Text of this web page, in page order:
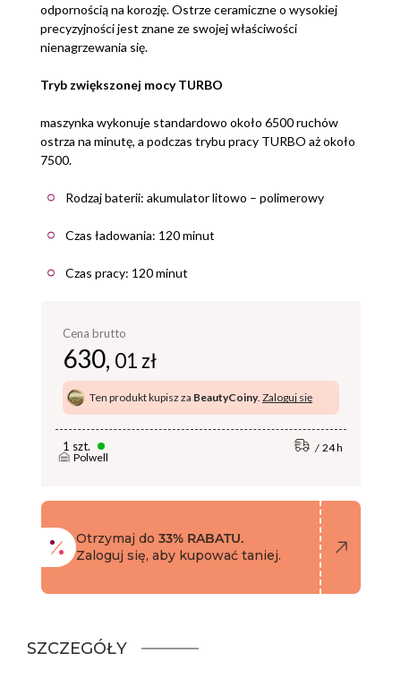
odpornością na korozję. Ostrze ceramiczne o wysokiej
precyzyjności jest znane ze swojej właściwości
nienagrzewania się.
Tryb zwiększonej mocy TURBO
maszynka wykonuje standardowo około 6500 ruchów
ostrza na minutę, a podczas trybu pracy TURBO aż około
7500.
Rodzaj baterii: akumulator litowo – polimerowy
Czas ładowania: 120 minut
Czas pracy: 120 minut
Cena brutto
630, 01 zł
Ten produkt kupisz za BeautyCoiny. Zaloguj się
1 szt.
Polwell
24 h
Otrzymaj do 33% RABATU.
Zaloguj się, aby kupować taniej.
SZCZEGÓŁY